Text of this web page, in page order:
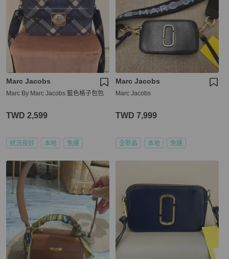
Marc Jacobs
Marc By Marc Jacobs 藍色格子包包
TWD 2,599
狀況良好 本地 免運
Marc Jacobs
Marc Jacobs
TWD 7,999
全新品 本地 免運